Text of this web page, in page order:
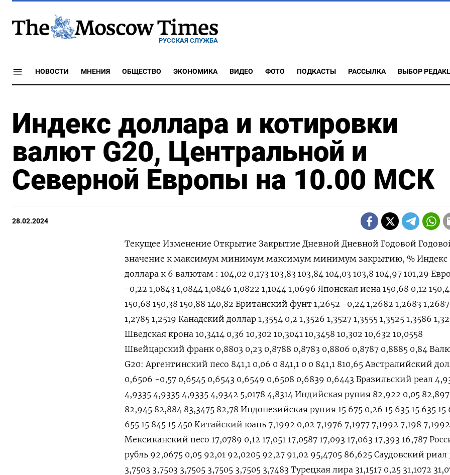
РУССКАЯ СЛУЖБА
НОВОСТИ МНЕНИЯ ОБЩЕСТВО ЭКОНОМИКА ВИДЕО ФОТО ПОДКАСТЫ РАССЫЛКА ВЫБОР
Индекс доллара и котировки
валют G20, Центральной и
Северной Европы на 10.00 МСК
28.02.2024
Текущее Изменение Открытие Закрытие Дневной Дневной Годовой
значение к максимум минимум максимум минимум закрытию, % Индекс
доллара к 6 валютам : 104,02 0,173 103,83 103,84 104,03 103,8 104,97 101,29
-0,22 1,0843 1,0844 1,0846 1,0822 1,1044 1,0696 Японская иена 150,68 0,12
150,68 150,38 150,88 140,82 Британский фунт 1,2652 -0,24 1,2682 1,2683
1,2785 1,2519 Канадский доллар 1,3554 0,2 1,3526 1,3527 1,3555 1,3525 1,3586
Шведская крона 10,3414 0,36 10,302 10,3041 10,3458 10,302 10,632 10,0558
Швейцарский франк 0,8803 0,23 0,8788 0,8783 0,8806 0,8787 0,8885 0,84
G20: Аргентинский песо 841,1 0,06 0 841,1 0 0 841,1 810,65 Австралийский
0,6506 -0,57 0,6545 0,6543 0,6549 0,6508 0,6839 0,6443 Бразильский реал
4,9335 4,9335 4,9335 4,9342 5,0178 4,8314 Индийская рупия 82,922 0,05
82,945 82,884 83,3475 82,78 Индонезийская рупия 15 675 0,26 15 635 15 635 15
655 15 845 15 450 Китайский юань 7,1992 0,02 7,1976 7,1977 7,1992 7,198
Мексиканский песо 17,0789 0,12 17,051 17,0587 17,093 17,063 17,393 16,787
рубль 92,0675 0,05 92,01 92,0205 92,27 91,02 95,4705 86,625 Саудовский риал
3,7503 3,7503 3,7505 3,7505 3,7505 3,7483 Турецкая лира 31,1517 0,25 31,1072